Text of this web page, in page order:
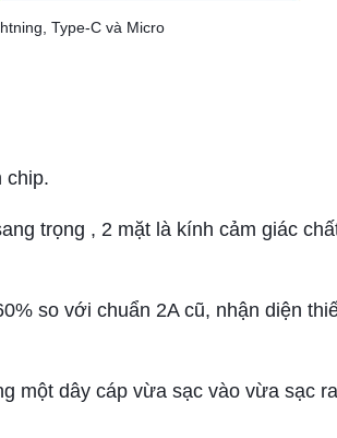
Type-C và Micro
chip.
trọng , 2 mặt là kính cảm giác
so với chuẩn 2A cũ, nhận diện
một dây cáp vừa sạc vào vừa sạc